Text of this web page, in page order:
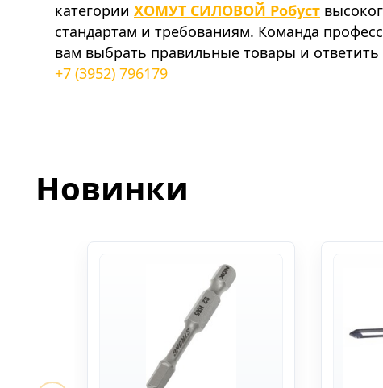
категории ХОМУТ СИЛОВОЙ Робуст
стандартам и требованиям. Команда
вам выбрать правильные товары и
+7 (3952) 796179
Новинки